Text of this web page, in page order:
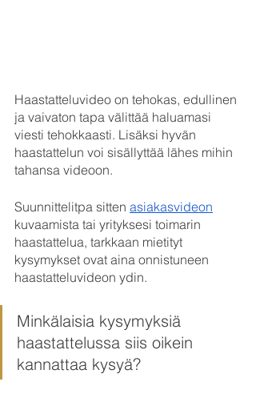
Haastatteluvideo on tehokas, edullinen
ja vaivaton tapa välittää haluamasi
viesti tehokkaasti. Lisäksi hyvän
haastattelun voi sisällyttää lähes mihin
tahansa videoon.
Suunnittelitpa sitten asiakasvideon
kuvaamista tai yrityksesi toimarin
haastattelua, tarkkaan mietityt
kysymykset ovat aina onnistuneen
haastatteluvideon ydin.
Minkälaisia kysymyksiä
haastattelussa siis oikein
kannattaa kysyä?